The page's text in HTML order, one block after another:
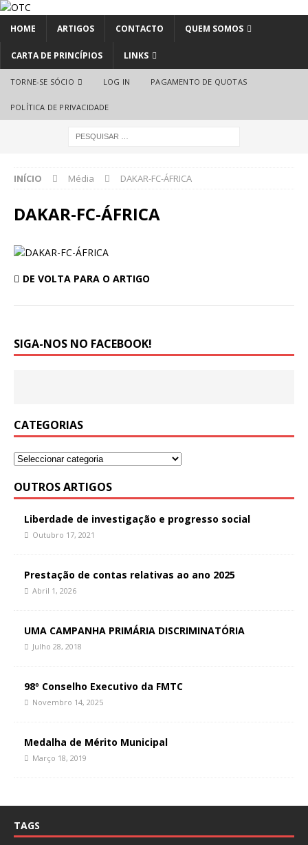
HOME ARTIGOS CONTACTO QUEM SOMOS
CARTA DE PRINCÍPIOS LINKS
TORNE-SE SÓCIO LOG IN PAGAMENTO DE QUOTAS
POLÍTICA DE PRIVACIDADE
INÍCIO Média DAKAR-FC-ÁFRICA
DAKAR-FC-ÁFRICA
DE VOLTA PARA O ARTIGO
SIGA-NOS NO FACEBOOK!
CATEGORIAS
OUTROS ARTIGOS
Liberdade de investigação e progresso social
Outubro 17, 2021
Prestação de contas relativas ao ano 2025
Abril 1, 2026
UMA CAMPANHA PRIMÁRIA DISCRIMINATÓRIA
Julho 28, 2018
98º Conselho Executivo da FMTC
Novembro 14, 2025
Medalha de Mérito Municipal
Março 18, 2019
TAGS